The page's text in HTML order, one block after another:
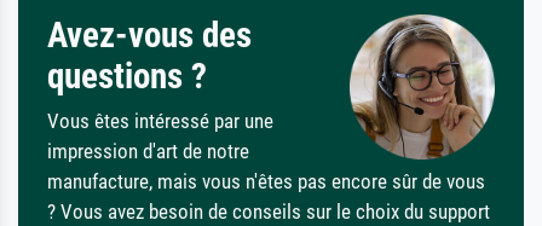
Avez-vous des
questions ?
Vous êtes intéressé par une
impression d'art de notre
manufacture, mais vous n'êtes pas encore sûr de vous
? Vous avez besoin de conseils sur le choix du support